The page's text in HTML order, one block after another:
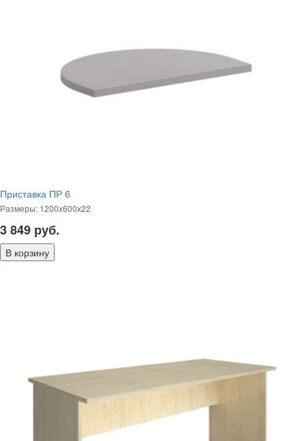
Приставка ПР 6
Размеры: 1200х600х22
3 849 руб.